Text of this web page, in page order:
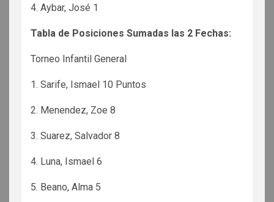
4. Aybar, José 1
Tabla de Posiciones Sumadas las 2 Fechas:
Torneo Infantil General
1. Sarife, Ismael 10 Puntos
2. Menendez, Zoe 8
3. Suarez, Salvador 8
4. Luna, Ismael 6
5. Beano, Alma 5